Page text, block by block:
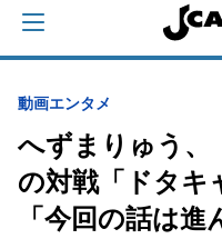
動画エンタメ
へずまりゅう、
の対戦「ドタ
「今回の話は進